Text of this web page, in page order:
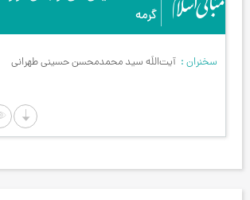
گرمه
سخنران آیت‌اللَه سید محمدمحسن حسینی طهرانی